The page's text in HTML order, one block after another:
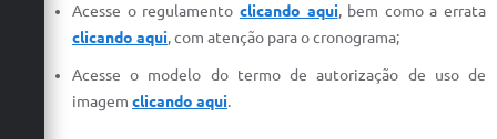
Galeria de Vídeos
Legislação
Acesse o regulamento clicando aqui, bem como a errata
clicando aqui, com atenção para o cronograma;
Acesse o modelo do termo de autorização de uso de
imagem clicando aqui.